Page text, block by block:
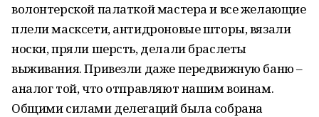
волонтерской палаткой мастера и все желающие
плели масксети, антидроновые шторы, вязали
носки, пряли шерсть, делали браслеты
выживания. Привезли даже передвижную баню –
аналог той, что отправляют нашим воинам.
Общими силами делегаций была собрана